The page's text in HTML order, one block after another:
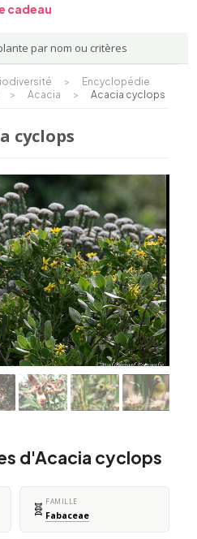
cadeau
par nom ou critères
>
Encyclopédie
> Acacia > Acacia cyclops
cyclops
d'Acacia cyclops
🧬 FAMILLE
Fabaceae